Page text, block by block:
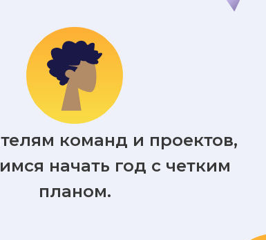
команд и проектов,
начать год с четким
планом.